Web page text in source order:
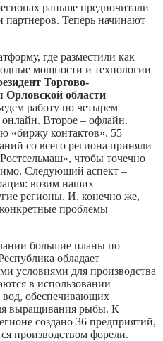
раньше предпочитали
партнеров. Теперь начинают
где разместили как
мощности и технологии
Торгово-
области
работу по четырем
Второе – офлайн.
«биржу контактов». 55
со всего региона приняли
чтобы точечно
Следующий аспект –
возим наших
регионы. И, конечно же,
проблемы
большие планы по
обладает
условиями для производства
в использовании
обеспечивающих
выращивания рыбы. К
создано 36 предприятий,
производством форели.